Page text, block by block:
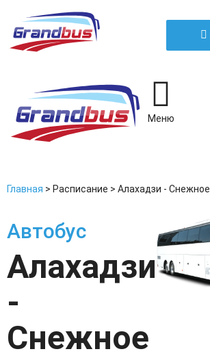
Меню
Главная > Расписание > Алахадзи - Снежное
Автобус
Алахадзи
-
Снежное